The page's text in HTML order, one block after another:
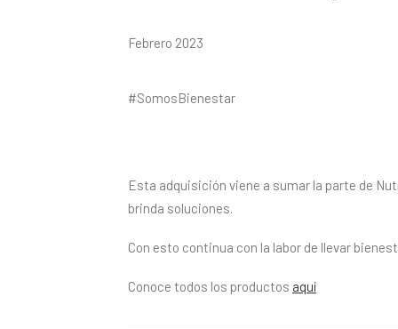
Febrero 2023
#SomosBienestar
Esta adquisición viene a sumar la parte de
brinda soluciones.
Con esto continua con la labor de llevar
Conoce todos los productos aquí